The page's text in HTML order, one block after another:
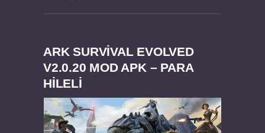
Dream Road Multiplayer v1.4.2 PARA HİLELİ
Felix the Reaper v1.25 FULL APK
ARK SURVIVAL EVOLVED
V2.0.20 MOD APK – PARA
HİLELİ